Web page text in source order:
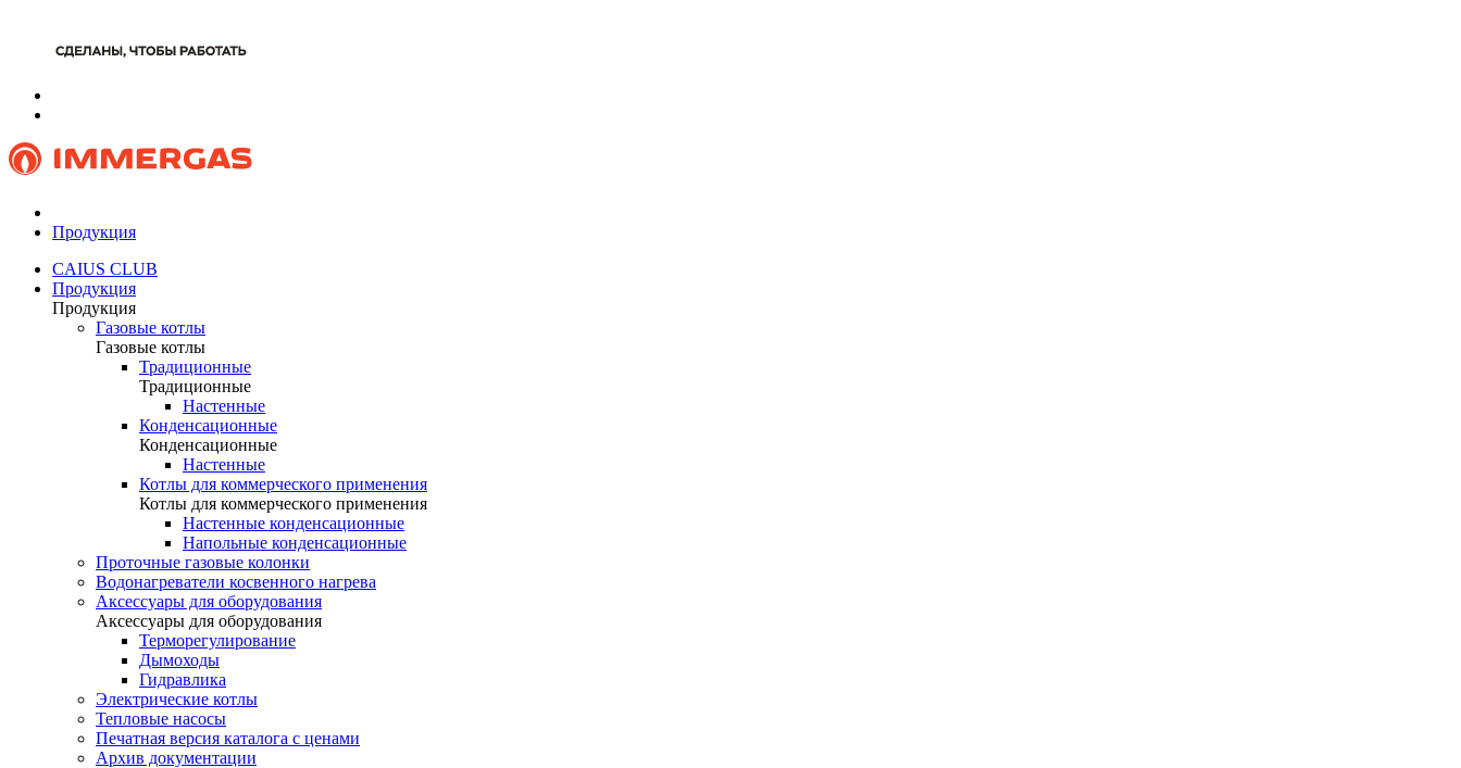
Продукция
CAIUS CLUB
Продукция
Продукция
Газовые котлы
Газовые котлы
Традиционные
Традиционные
Настенные
Конденсационные
Конденсационные
Настенные
Котлы для коммерческого применения
Котлы для коммерческого применения
Настенные конденсационные
Напольные конденсационные
Проточные газовые колонки
Водонагреватели косвенного нагрева
Аксессуары для оборудования
Аксессуары для оборудования
Терморегулирование
Дымоходы
Гидравлика
Электрические котлы
Тепловые насосы
Печатная версия каталога с ценами
Архив документации